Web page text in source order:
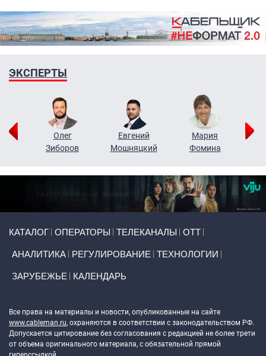
ЭКСПЕРТЫ
Олег
Зиборов
Евгений
Мошняцкий
Мария
Фомина
КАТАЛОГ ОПЕРАТОРЫ ТЕЛЕКАНАЛЫ ОТТ
АНАЛИТИКА РЕГУЛИРОВАНИЕ ТЕХНОЛОГИИ
ЗАРУБЕЖЬЕ КАЛЕНДАРЬ
Все права на материалы и новости, опубликованные на сайте
www.cableman.ru, охраняются в соответствии с законодательством РФ.
Допускается цитирование без согласования с редакцией не более трети
от объема оригинального материала, с обязательной прямой